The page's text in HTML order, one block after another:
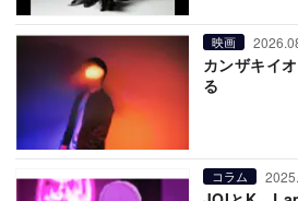
映画
カンザキイ
る
コラム